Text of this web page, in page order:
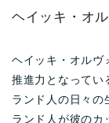
ヘイッキ・オ
ヘイッキ・オルヴ
推進力となってい
ランド人の日々の
ランド人が彼のカ